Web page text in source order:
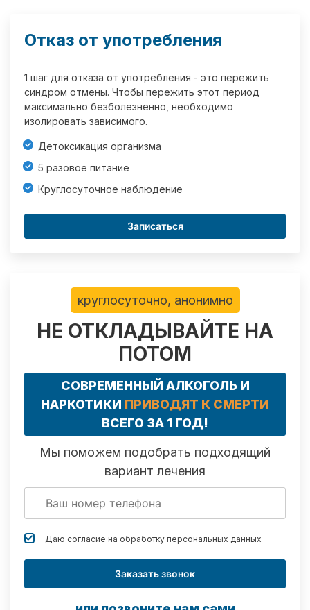
Отказ от употребления
1 шаг для отказа от употребления - это пережить
синдром отмены. Чтобы пережить этот период
максимально безболезненно, необходимо
изолировать зависимого.
Детоксикация организма
5 разовое питание
Круглосуточное наблюдение
Записаться
круглосуточно, анонимно
НЕ ОТКЛАДЫВАЙТЕ НА
ПОТОМ
СОВРЕМЕННЫЙ АЛКОГОЛЬ И
НАРКОТИКИ ПРИВОДЯТ К СМЕРТИ
ВСЕГО ЗА 1 ГОД!
Мы поможем подобрать подходящий
вариант лечения
Даю согласие на обработку персональных данных
Заказать звонок